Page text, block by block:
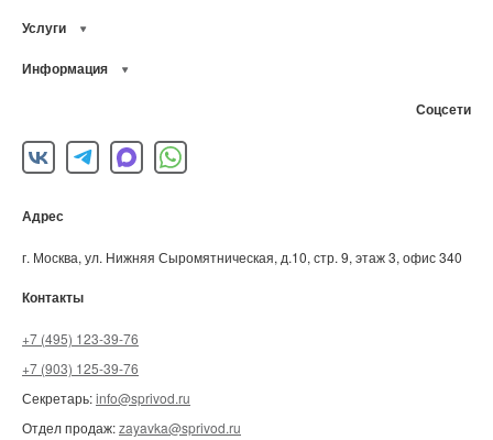
Услуги
Информация
Соцсети
Адрес
г. Москва, ул. Нижняя Сыромятническая, д.10, стр. 9, этаж 3, офис 340
Контакты
+7 (495) 123-39-76
+7 (903) 125-39-76
Секретарь:info@sprivod.ru
Отдел продаж:zayavka@sprivod.ru